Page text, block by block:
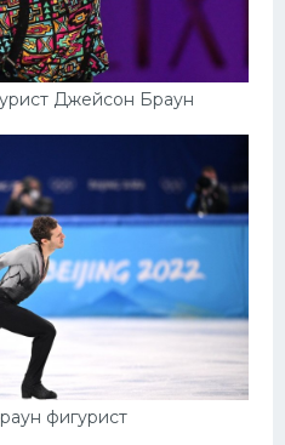
Джейсон Браун
фигурист